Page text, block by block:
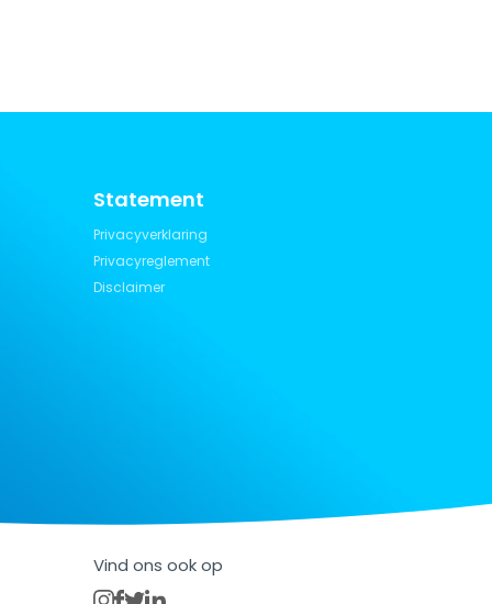
Statement
Privacyverklaring
Privacyreglement
Disclaimer
Vind ons ook op